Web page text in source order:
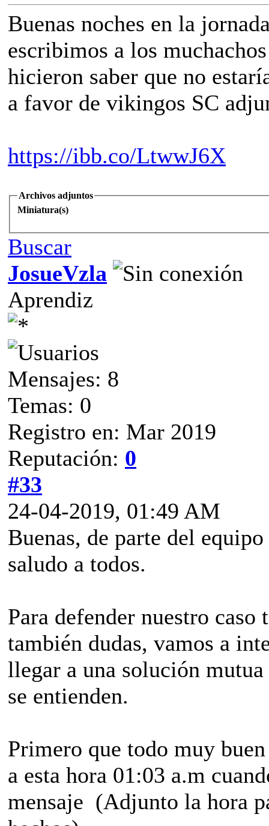
Buenas noches en la
escribimos a los
hicieron saber que no
a favor de vikingos SC
https://ibb.co/LtwwJ6X
Archivos adjuntos
Miniatura(s)
Buscar
JosueVzla
Aprendiz
Mensajes: 8
Temas: 0
Registro en: Mar 2019
Reputación: 0
#33
24-04-2019, 01:49 AM
Buenas, de parte del
saludo a todos.
Para defender nuestro caso
también dudas, vamos a
llegar a una solución
se entienden.
Primero que todo muy
a esta hora 01:03 a.m
mensaje (Adjunto la hora